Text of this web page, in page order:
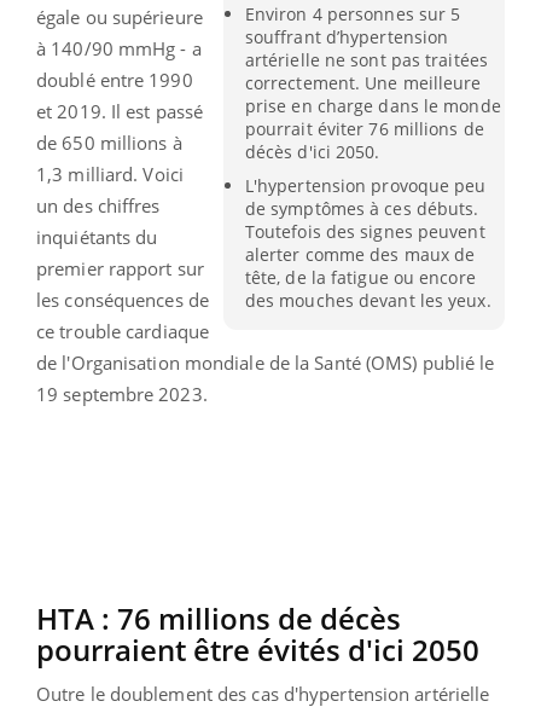
Environ 4 personnes sur 5
souffrant d’hypertension
artérielle ne sont pas traitées
correctement. Une meilleure
prise en charge dans le monde
pourrait éviter 76 millions de
décès d'ici 2050.
L'hypertension provoque peu
de symptômes à ces débuts.
Toutefois des signes peuvent
alerter comme des maux de
tête, de la fatigue ou encore
des mouches devant les yeux.
égale ou supérieure
à 140/90 mmHg - a
doublé entre 1990
et 2019. Il est passé
de 650 millions à
1,3 milliard. Voici
un des chiffres
inquiétants du
premier rapport sur
les conséquences de
ce trouble cardiaque
de l'Organisation mondiale de la Santé (OMS) publié le
19 septembre 2023.
HTA : 76 millions de décès
pourraient être évités d'ici 2050
Outre le doublement des cas d'hypertension artérielle